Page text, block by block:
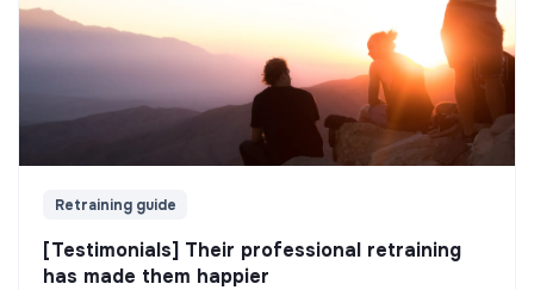
Retraining guide
[Testimonials] Their professional retraining
has made them happier